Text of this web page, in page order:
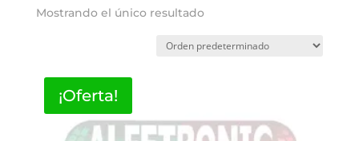
Mostrando el único resultado
¡Oferta!